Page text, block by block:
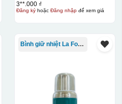
3**.000 ₫
Đăng kýhoặc Đăng nhậpđể xem giá
Bình giữ nhiệt La Fonte